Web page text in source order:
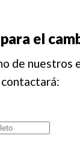
el
de nuestros
contactará: